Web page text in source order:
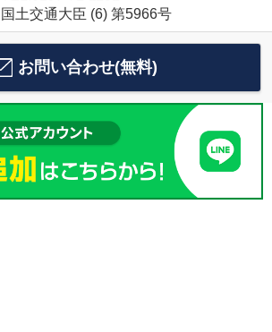
国土交通大臣 (6) 第5966号
お問い合わせ(無料)